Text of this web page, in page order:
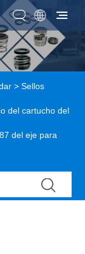
>Sellos
del cartucho del
del eje para